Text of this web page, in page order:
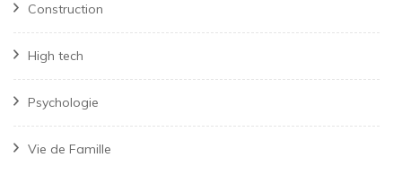
Construction
High tech
Psychologie
Vie de Famille